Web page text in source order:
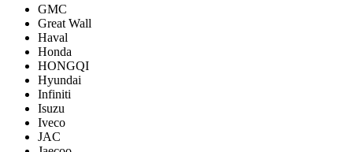
GMC
Great Wall
Haval
Honda
HONGQI
Hyundai
Infiniti
Isuzu
Iveco
JAC